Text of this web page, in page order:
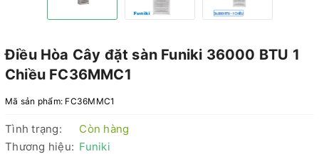
Điều Hòa Cây đặt sàn Funiki 36000 BTU 1
Chiều FC36MMC1
Mã sản phẩm: FC36MMC1
Tình trạng:
Còn hàng
Thương hiệu: Funiki